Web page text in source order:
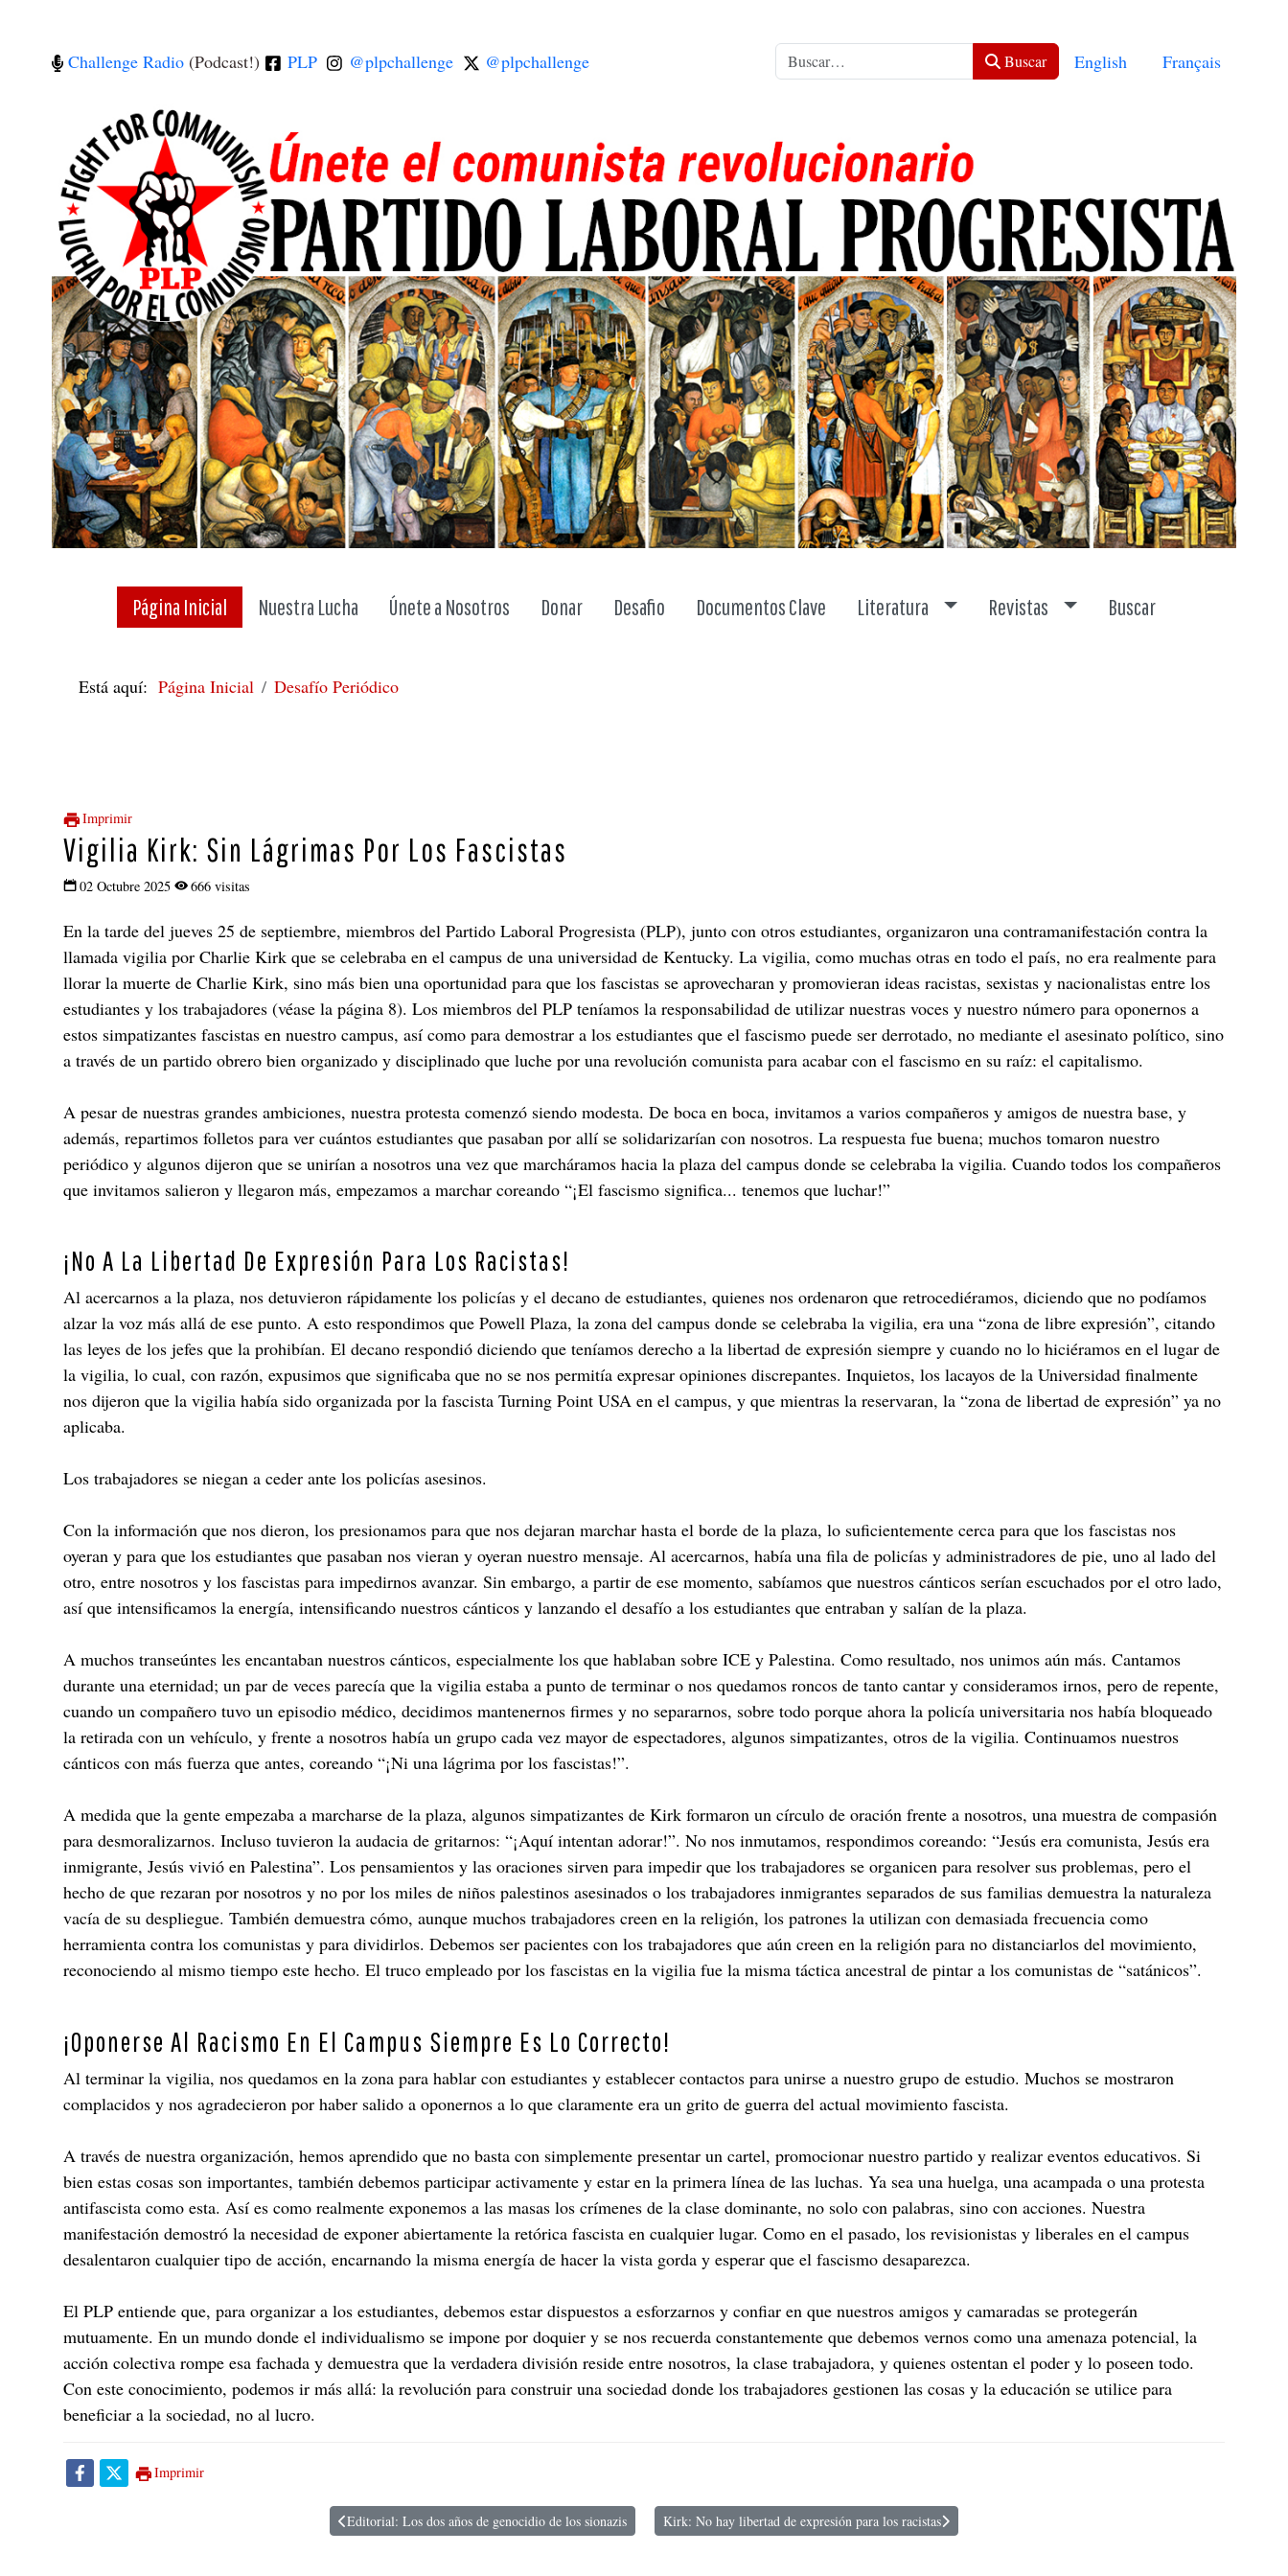
Challenge Radio (Podcast!) PLP @plpchallenge @plpchallenge Buscar Buscar Seleccione su idioma
English Français
Página Inicial Nuestra Lucha Únete a Nosotros Donar Desafio Documentos Clave Literatura Toggle dropdown
Revistas Toggle dropdown
Buscar
Está aquí:Página Inicial Desafío Periódico
Imprimir
Vigilia Kirk: Sin Lágrimas Por Los Fascistas
02 Octubre 2025 666 visitas
En la tarde del jueves 25 de septiembre, miembros del Partido Laboral Progresista (PLP), junto con otros estudiantes, organizaron una contramanifestación contra la
llamada vigilia por Charlie Kirk que se celebraba en el campus de una universidad de Kentucky. La vigilia, como muchas otras en todo el país, no era realmente para
llorar la muerte de Charlie Kirk, sino más bien una oportunidad para que los fascistas se aprovecharan y promovieran ideas racistas, sexistas y nacionalistas entre los
estudiantes y los trabajadores (véase la página 8). Los miembros del PLP teníamos la responsabilidad de utilizar nuestras voces y nuestro número para oponernos a
estos simpatizantes fascistas en nuestro campus, así como para demostrar a los estudiantes que el fascismo puede ser derrotado, no mediante el asesinato político, sino
a través de un partido obrero bien organizado y disciplinado que luche por una revolución comunista para acabar con el fascismo en su raíz: el capitalismo.
A pesar de nuestras grandes ambiciones, nuestra protesta comenzó siendo modesta. De boca en boca, invitamos a varios compañeros y amigos de nuestra base, y
además, repartimos folletos para ver cuántos estudiantes que pasaban por allí se solidarizarían con nosotros. La respuesta fue buena; muchos tomaron nuestro
periódico y algunos dijeron que se unirían a nosotros una vez que marcháramos hacia la plaza del campus donde se celebraba la vigilia. Cuando todos los compañeros
que invitamos salieron y llegaron más, empezamos a marchar coreando “¡El fascismo significa... tenemos que luchar!”
¡No A La Libertad De Expresión Para Los Racistas!
Al acercarnos a la plaza, nos detuvieron rápidamente los policías y el decano de estudiantes, quienes nos ordenaron que retrocediéramos, diciendo que no podíamos
alzar la voz más allá de ese punto. A esto respondimos que Powell Plaza, la zona del campus donde se celebraba la vigilia, era una “zona de libre expresión”, citando
las leyes de los jefes que la prohibían. El decano respondió diciendo que teníamos derecho a la libertad de expresión siempre y cuando no lo hiciéramos en el lugar de
la vigilia, lo cual, con razón, expusimos que significaba que no se nos permitía expresar opiniones discrepantes. Inquietos, los lacayos de la Universidad finalmente
nos dijeron que la vigilia había sido organizada por la fascista Turning Point USA en el campus, y que mientras la reservaran, la “zona de libertad de expresión” ya no
aplicaba.
Los trabajadores se niegan a ceder ante los policías asesinos.
Con la información que nos dieron, los presionamos para que nos dejaran marchar hasta el borde de la plaza, lo suficientemente cerca para que los fascistas nos
oyeran y para que los estudiantes que pasaban nos vieran y oyeran nuestro mensaje. Al acercarnos, había una fila de policías y administradores de pie, uno al lado del
otro, entre nosotros y los fascistas para impedirnos avanzar. Sin embargo, a partir de ese momento, sabíamos que nuestros cánticos serían escuchados por el otro lado,
así que intensificamos la energía, intensificando nuestros cánticos y lanzando el desafío a los estudiantes que entraban y salían de la plaza.
A muchos transeúntes les encantaban nuestros cánticos, especialmente los que hablaban sobre ICE y Palestina. Como resultado, nos unimos aún más. Cantamos
durante una eternidad; un par de veces parecía que la vigilia estaba a punto de terminar o nos quedamos roncos de tanto cantar y consideramos irnos, pero de repente,
cuando un compañero tuvo un episodio médico, decidimos mantenernos firmes y no separarnos, sobre todo porque ahora la policía universitaria nos había bloqueado
la retirada con un vehículo, y frente a nosotros había un grupo cada vez mayor de espectadores, algunos simpatizantes, otros de la vigilia. Continuamos nuestros
cánticos con más fuerza que antes, coreando “¡Ni una lágrima por los fascistas!”.
A medida que la gente empezaba a marcharse de la plaza, algunos simpatizantes de Kirk formaron un círculo de oración frente a nosotros, una muestra de compasión
para desmoralizarnos. Incluso tuvieron la audacia de gritarnos: “¡Aquí intentan adorar!”. No nos inmutamos, respondimos coreando: “Jesús era comunista, Jesús era
inmigrante, Jesús vivió en Palestina”. Los pensamientos y las oraciones sirven para impedir que los trabajadores se organicen para resolver sus problemas, pero el
hecho de que rezaran por nosotros y no por los miles de niños palestinos asesinados o los trabajadores inmigrantes separados de sus familias demuestra la naturaleza
vacía de su despliegue. También demuestra cómo, aunque muchos trabajadores creen en la religión, los patrones la utilizan con demasiada frecuencia como
herramienta contra los comunistas y para dividirlos. Debemos ser pacientes con los trabajadores que aún creen en la religión para no distanciarlos del movimiento,
reconociendo al mismo tiempo este hecho. El truco empleado por los fascistas en la vigilia fue la misma táctica ancestral de pintar a los comunistas de “satánicos”.
¡Oponerse Al Racismo En El Campus Siempre Es Lo Correcto!
Al terminar la vigilia, nos quedamos en la zona para hablar con estudiantes y establecer contactos para unirse a nuestro grupo de estudio. Muchos se mostraron
complacidos y nos agradecieron por haber salido a oponernos a lo que claramente era un grito de guerra del actual movimiento fascista.
A través de nuestra organización, hemos aprendido que no basta con simplemente presentar un cartel, promocionar nuestro partido y realizar eventos educativos. Si
bien estas cosas son importantes, también debemos participar activamente y estar en la primera línea de las luchas. Ya sea una huelga, una acampada o una protesta
antifascista como esta. Así es como realmente exponemos a las masas los crímenes de la clase dominante, no solo con palabras, sino con acciones. Nuestra
manifestación demostró la necesidad de exponer abiertamente la retórica fascista en cualquier lugar. Como en el pasado, los revisionistas y liberales en el campus
desalentaron cualquier tipo de acción, encarnando la misma energía de hacer la vista gorda y esperar que el fascismo desaparezca.
El PLP entiende que, para organizar a los estudiantes, debemos estar dispuestos a esforzarnos y confiar en que nuestros amigos y camaradas se protegerán
mutuamente. En un mundo donde el individualismo se impone por doquier y se nos recuerda constantemente que debemos vernos como una amenaza potencial, la
acción colectiva rompe esa fachada y demuestra que la verdadera división reside entre nosotros, la clase trabajadora, y quienes ostentan el poder y lo poseen todo.
Con este conocimiento, podemos ir más allá: la revolución para construir una sociedad donde los trabajadores gestionen las cosas y la educación se utilice para
beneficiar a la sociedad, no al lucro.
Imprimir
Artículo anterior: Editorial: Los dos años de genocidio de los sionazis
Editorial: Los dos años de genocidio de los sionazis Artículo siguiente: Kirk: No hay libertad de expresión para los racistas
Kirk: No hay libertad de expresión para los racistas